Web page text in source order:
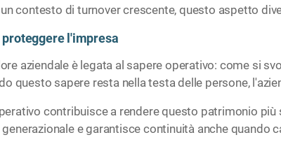
contesto di turnover crescente, questo aspetto
l'impresa
aziendale è legata al sapere operativo: come si
questo sapere resta nella testa delle persone,
contribuisce a rendere questo patrimonio
e garantisce continuità anche quando